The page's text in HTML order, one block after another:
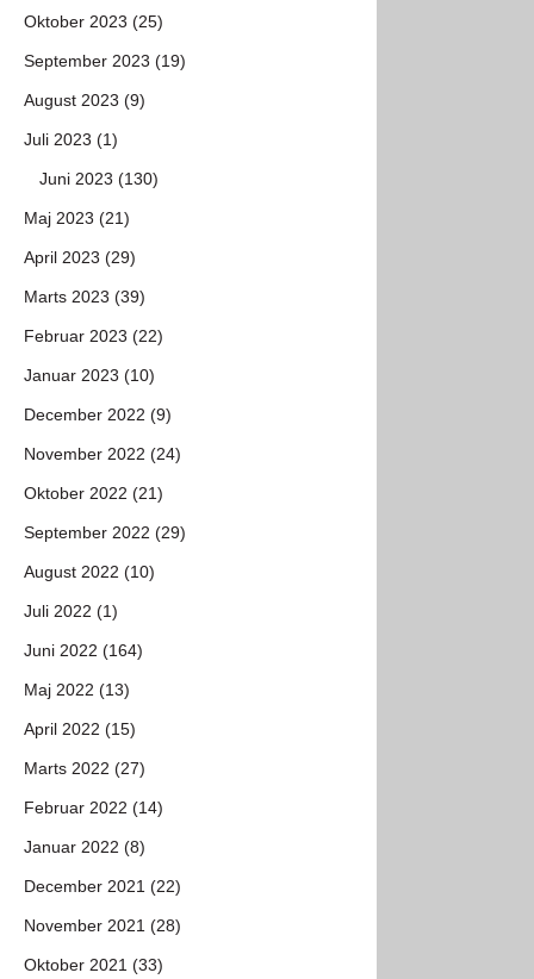
Oktober 2023 (25)
September 2023 (19)
August 2023 (9)
Juli 2023 (1)
Juni 2023 (130)
Maj 2023 (21)
April 2023 (29)
Marts 2023 (39)
Februar 2023 (22)
Januar 2023 (10)
December 2022 (9)
November 2022 (24)
Oktober 2022 (21)
September 2022 (29)
August 2022 (10)
Juli 2022 (1)
Juni 2022 (164)
Maj 2022 (13)
April 2022 (15)
Marts 2022 (27)
Februar 2022 (14)
Januar 2022 (8)
December 2021 (22)
November 2021 (28)
Oktober 2021 (33)